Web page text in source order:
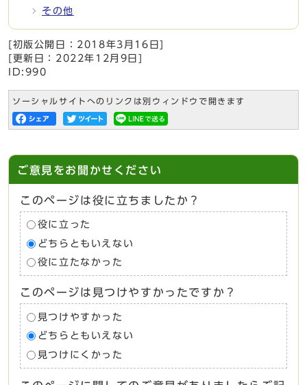
その他
[初版公開日： 2018年3月16日
[更新日： 2022年12月9日
ID:990
ソーシャルサイトへのリンクは別ウィンドウで開きます
ご意見をお聞かせください
このページは役に立ちましたか？
役に立った
どちらともいえない
役に立たなかった
このページは見つけやすかったですか？
見つけやすかった
どちらともいえない
見つけにくかった